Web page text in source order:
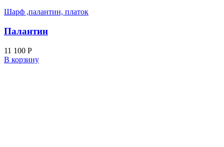
Шарф ,палантин, платок
Палантин
11 100 Р
В корзину